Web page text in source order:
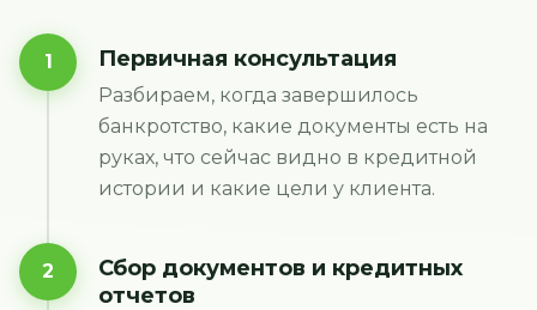
1 Первичная консультация
Разбираем, когда завершилось
банкротство, какие документы есть на
руках, что сейчас видно в кредитной
истории и какие цели у клиента.
2
Сбор документов и кредитных
отчетов